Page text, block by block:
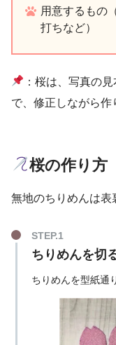
用意するもの
打ちなど）
：桜は、写真の
で、修正しながら作
桜の作り方
無地のちりめんは表
ちりめんを切
ちりめんを型紙通